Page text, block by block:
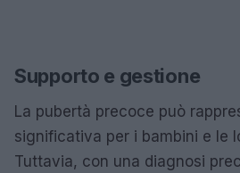
Supporto e gestione
La pubertà precoce può
significativa per i bambini e le
Tuttavia, con una diagnosi